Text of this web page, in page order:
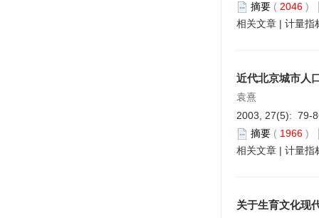
摘要 ( 2046 )
相关文章 | 计量指
近代北京城市人
袁熹
2003, 27(5): 79-
摘要 ( 1966 )
相关文章 | 计量指
关于生育文化现